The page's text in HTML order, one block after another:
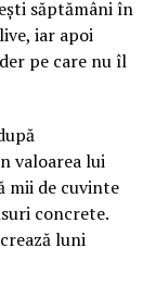
că
în
în
săptămâni în
iar apoi
pe care nu îl
valoarea lui
mii de cuvinte
concrete.
luni